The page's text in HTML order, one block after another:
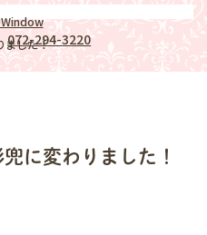
072-294-3220
ました！
に変わりました！